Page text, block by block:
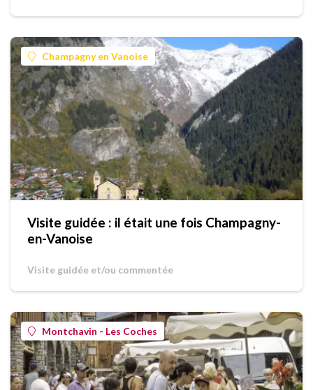
Champagny en Vanoise
Visite guidée : il était une fois Champagny-
en-Vanoise
Visite guidée et/ou commentée
Montchavin - Les Coches